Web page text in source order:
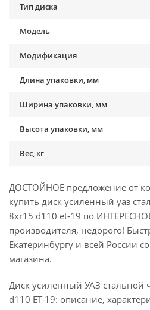
Тип диска
Модель
Модификация
Длина упаковки, мм
Ширина упаковки, мм
Высота упаковки, мм
Вес, кг
ДОСТОЙНОЕ предложение от
купить диск усиленный уаз
8xr15 d110 et-19 по
производителя, недорого!
Екатеринбургу и всей России
магазина.
Диск усиленный УАЗ стальной
d110 ET-19: описание,